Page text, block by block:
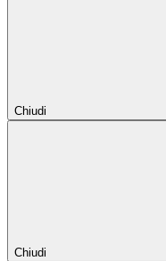
Chiudi
Chiudi